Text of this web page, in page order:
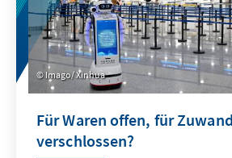
Imago/ Xinhua
Für Waren offen, für
verschlossen?